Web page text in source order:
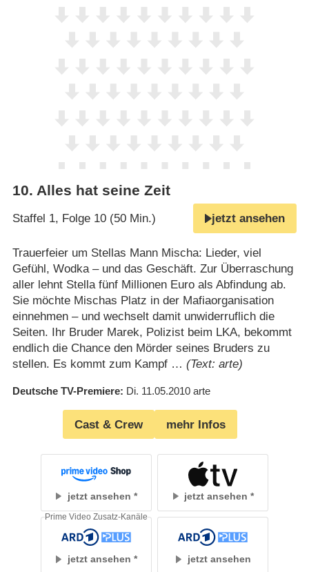
10. Alles hat seine Zeit
Staffel 1, Folge 10 (50 Min.) jetzt ansehen
Trauerfeier um Stellas Mann Mischa: Lieder, viel
Gefühl, Wodka – und das Geschäft. Zur Überraschung
aller lehnt Stella fünf Millionen Euro als Abfindung ab.
Sie möchte Mischas Platz in der Mafiaorganisation
einnehmen – und wechselt damit unwiderruflich die
Seiten. Ihr Bruder Marek, Polizist beim LKA, bekommt
endlich die Chance den Mörder seines Bruders zu
stellen. Es kommt zum Kampf … (Text: arte)
Deutsche TV-Premiere Di. 11.05.2010 arte
Cast & Crew mehr Infos
jetzt ansehen jetzt ansehen
jetzt ansehen
Prime Video Zusatz-Kanäle
jetzt ansehen